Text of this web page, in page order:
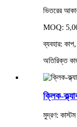
ভিতরের
MOQ:
ব্যবহার:
অতিরিক্ত
ক্লিক-
মুদ্রণ: